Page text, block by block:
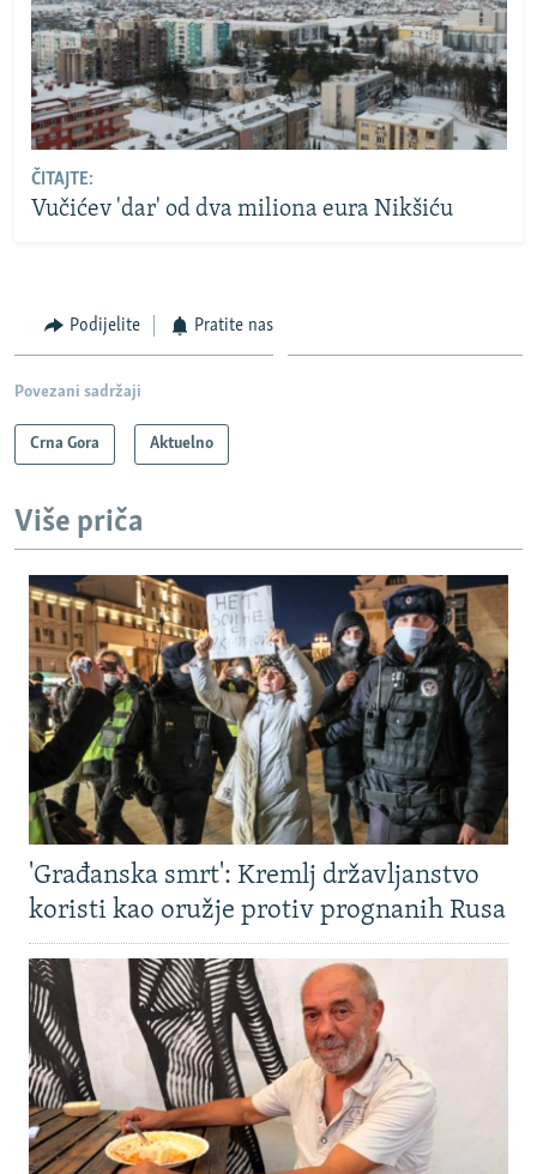
ČITAJTE:
Vučićev 'dar' od dva miliona eura Nikšiću
Podijelite Pratite nas
Povezani sadržaji
Crna Gora Aktuelno
Više priča
'Građanska smrt': Kremlj državljanstvo
koristi kao oružje protiv prognanih Rusa